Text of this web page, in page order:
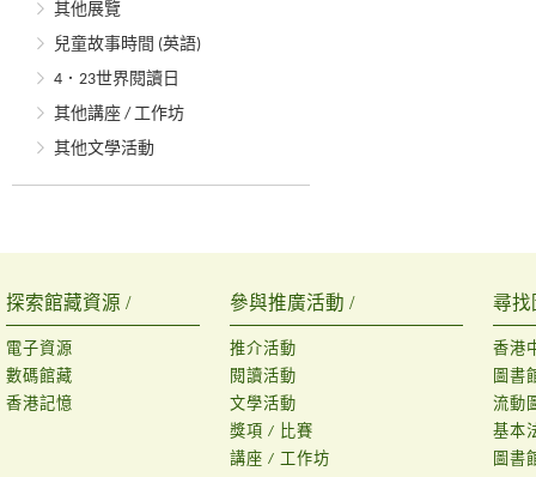
其他展覽
兒童故事時間 (英語)
4．23世界閱讀日
其他講座 / 工作坊
其他文學活動
探索館藏資源 /
電子資源
數碼館藏
香港記憶
參與推廣活動 /
推介活動
閱讀活動
文學活動
獎項 / 比賽
講座 / 工作坊
尋找
香港
圖書
流動
基本
圖書